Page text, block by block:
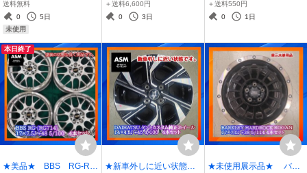
き ≪未開封・未使用品
≫
送料無料
0
5日
未使用
セット
＋送料6,600円
0
3日
在庫 開封未使用品
＋送料550円
0
1日
本日終了
★美品★ BBS RG-R
★新車外しに近い状態★
★未使用展示品★ バー